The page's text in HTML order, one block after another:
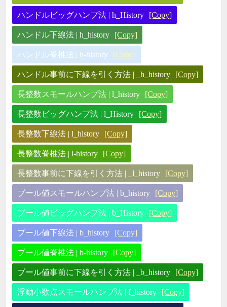
ハンドルビッグハンプ法 | h_History [Copy]
ハンドル下線法 | h_history [Copy]
ハンドル脊椎法 | h-history [Copy]
ハンドル事前に下線を引く方法 | _h_history [Copy]
長整数スモールハンプ法 | l_history [Copy]
長整数ビッグハンプ法 | l_History [Copy]
長整数下線法 | l_history [Copy]
長整数脊椎法 | l-history [Copy]
長整数事前に下線を引く方法 | _l_history [Copy]
ブール値スモールハンプ法 | b_history [Copy]
ブール値ビッグハンプ法 | b_History [Copy]
ブール値下線法 | b_history [Copy]
ブール値脊椎法 | b-history [Copy]
ブール値事前に下線を引く方法 | _b_history [Copy]
浮動小数点スモールハンプ法 | f_history [Copy]